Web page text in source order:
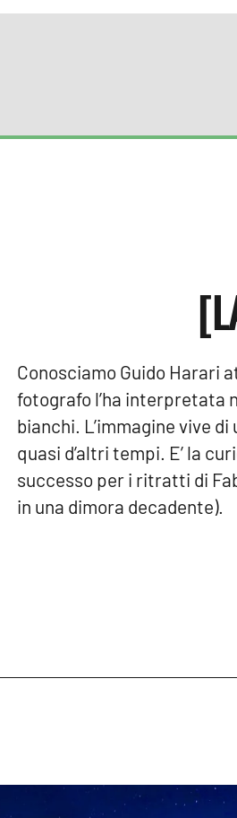
Conosciamo Guido Harari
fotografo l’ha interpretata
bianchi. L’immagine vive
quasi d’altri tempi. E’ la
successo per i ritratti di
in una dimora decadente).